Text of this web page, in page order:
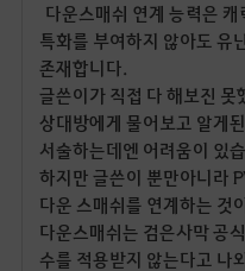
다운스매쉬 연계 능력은
특화를 부여하지 않아도 유
존재합니다.
글쓴이가 직접 다 해보진
상대방에게 물어보고 알게
서술하는데엔 어려움이 있
하지만 글쓴이 뿐만아니라
다운 스매쉬를 연계하는 것
다운스매쉬는 검은사막 공
수를 적용받지 않는다고 나